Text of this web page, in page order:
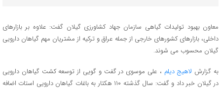
معاون بهبود تولیدات گیاهی سازمان جهاد کشاورزی گیلان گفت: علاوه بر بازارهای
داخلی، بازارهای کشورهای خارجی از جمله عراق و ترکیه از مشتریان مهم گیاهان دارویی
گیلان محسوب می شوند.
به گزارش لاهیج دیلم ، علی موسوی در گفت و گویی از توسعه کشت گیاهان دارویی
در گیلان خبر داد و گفت: سال گذشته ۱۱۰ هکتار به باغات گیاهان دارویی استات اضافه